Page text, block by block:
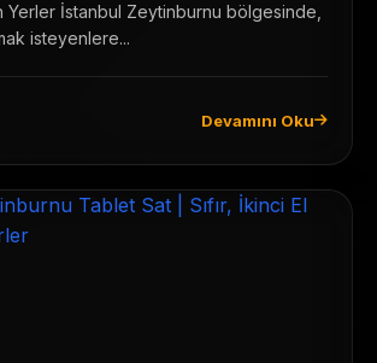
Yerler İstanbul Zeytinburnu bölgesinde,
isteyenlere...
Devamını Oku